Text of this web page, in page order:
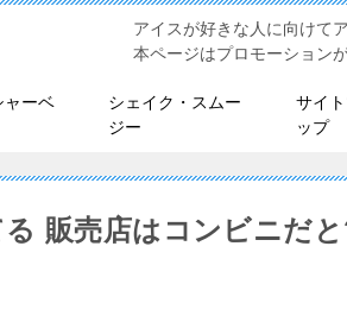
アイスが好きな人に向けて
本ページはプロモーション
ャーベ
シェイク・スムー
ジー
サイ
ップ
販売店はコンビニだ